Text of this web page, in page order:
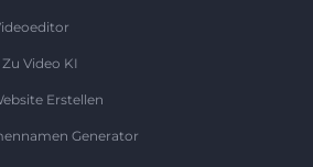
Zu Video KI
Erstellen
Generator